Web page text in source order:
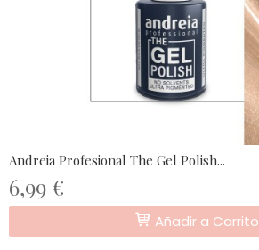
Andreia Profesional The Gel Polish...
6,99 €
Añadir a Carrito